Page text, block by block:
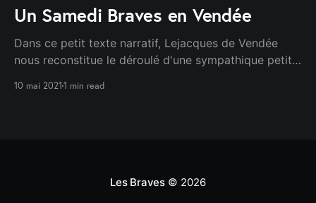
Un Samedi Braves en Vendée
Dans ce petit texte narratif, Lejacques de Vendée
nous reconstitue le déroulé d'une sympathique petite
10 mai 20211 min read
Les Braves© 2026